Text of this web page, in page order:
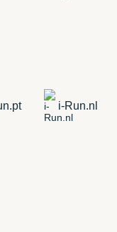
i-Run.nl